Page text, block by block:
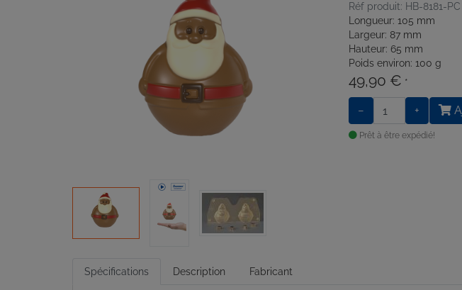
Réf produit: HB-8181-PC
Longueur: 105 mm
Largeur: 87 mm
Hauteur: 65 mm
Poids environ: 100 g
49,90 € *
− +
Prêt à être expédié!
Spécifications Description Fabricant